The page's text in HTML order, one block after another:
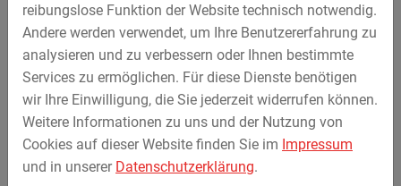
reibungslose Funktion der Website technisch notwendig.
Andere werden verwendet, um Ihre Benutzererfahrung zu
analysieren und zu verbessern oder Ihnen bestimmte
Services zu ermöglichen. Für diese Dienste benötigen
wir Ihre Einwilligung, die Sie jederzeit widerrufen können.
Weitere Informationen zu uns und der Nutzung von
Cookies auf dieser Website finden Sie im Impressum
und in unserer Datenschutzerklärung.